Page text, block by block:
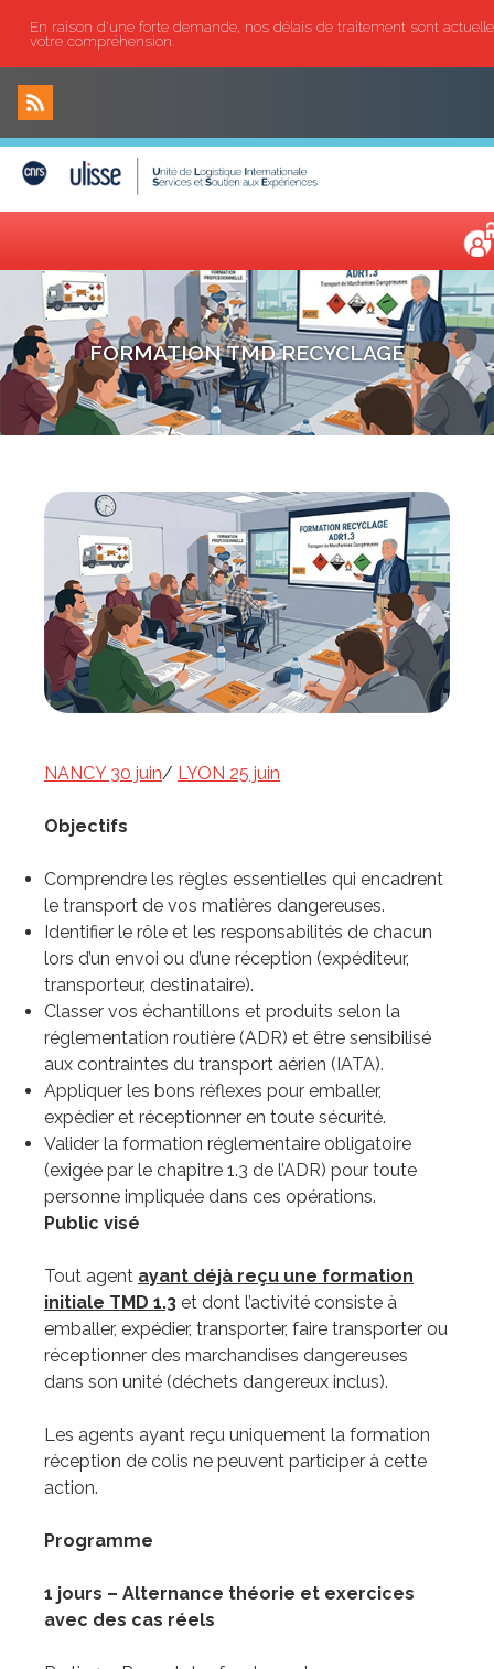
En raison d'une forte demande, nos délais de traitement sont
votre compréhension.
FORMATION TMD RECYCLAGE
NANCY 30 juin/ LYON 25 juin
Objectifs
Comprendre les règles essentielles qui encadrent
le transport de vos matières dangereuses.
Identifier le rôle et les responsabilités de chacun
lors d’un envoi ou d’une réception (expéditeur,
transporteur, destinataire).
Classer vos échantillons et produits selon la
réglementation routière (ADR) et être sensibilisé
aux contraintes du transport aérien (IATA).
Appliquer les bons réflexes pour emballer,
expédier et réceptionner en toute sécurité.
Valider la formation réglementaire obligatoire
(exigée par le chapitre 1.3 de l’ADR) pour toute
personne impliquée dans ces opérations.
Public visé
Tout agent ayant déjà reçu une formation
initiale TMD 1.3 et dont l’activité consiste à
emballer, expédier, transporter, faire transporter ou
réceptionner des marchandises dangereuses
dans son unité (déchets dangereux inclus).
Les agents ayant reçu uniquement la formation
réception de colis ne peuvent participer à cette
action.
Programme
1 jours – Alternance théorie et exercices
avec des cas réels